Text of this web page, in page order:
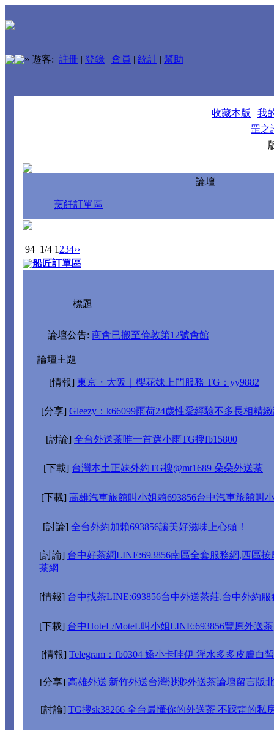
» 遊客: 註冊 | 登錄 | 會員 | 統計 | 幫助
收藏本版 | 我
罡之
論壇
烹飪訂單區
94 1/4 1 234››
船匠訂單區
標題
論壇公告: 商會已搬至倫敦第12號會館
論壇主題
[情報] 東京・大阪｜櫻花妹上門服務 TG：yy9882
[分享] Gleezy：k66099雨荷24歲性愛經驗不多長相精
[討論] 全台外送茶唯一首選小雨TG搜fb15800
[下載] 台灣本土正妹外約TG搜@mt1689 朵朵外送茶
[下載] 高雄汽車旅館叫小姐賴693856台中汽車旅館叫
[討論] 全台外約加賴693856讓美好滋味上心頭！
[討論] 台中好茶網LINE:693856南區全套服務網,西區
茶網
[情報] 台中找茶LINE:693856台中外送茶莊,台中外約
[下載] 台中HoteL/MoteL叫小姐LINE:693856豐原外送
[情報] Telegram：fb0304 嬌小卡哇伊 淫水多多皮膚白
[分享] 高雄外送|新竹外送台灣渺渺外送茶論壇留言版
[討論] TG搜sk38266 全台最懂你的外送茶 不踩雷的私